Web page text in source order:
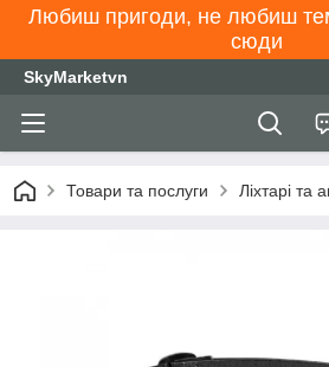
Любиш пригоди, не любиш
сюди
SkyMarketvn
Товари та послуги Ліхтарі та